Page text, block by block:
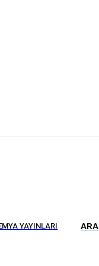
YAYINLARI ARA